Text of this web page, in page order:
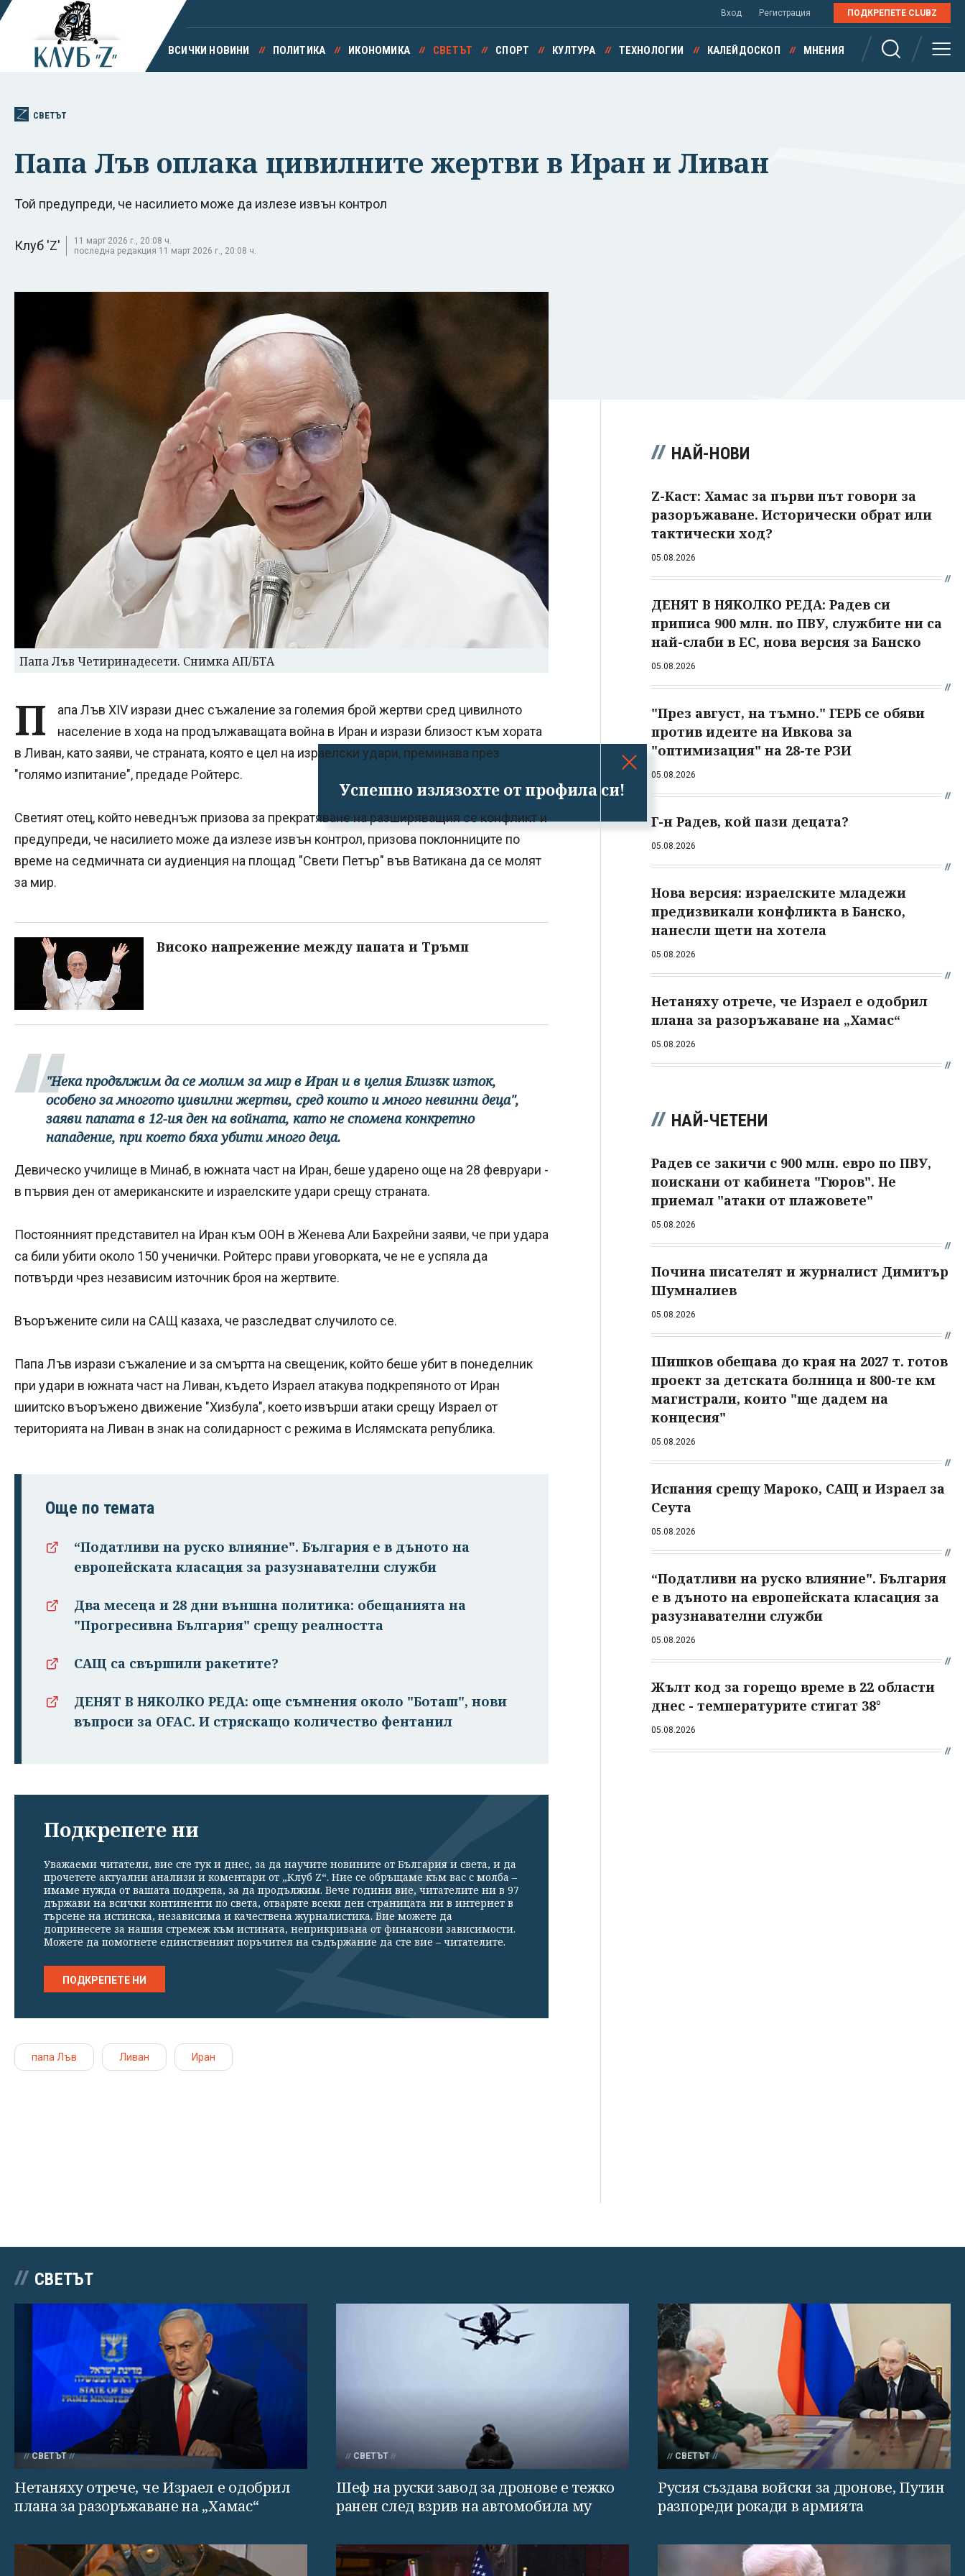
Успешно излязохте от профила си!
Вход Регистрация ПОДКРЕПЕТЕ CLUBZ
ВСИЧКИ НОВИНИ ПОЛИТИКА ИКОНОМИКА СВЕТЪТ СПОРТ КУЛТУРА ТЕХНОЛОГИИ КАЛЕЙДОСКОП МНЕНИЯ
СВЕТЪТ
Папа Лъв оплака цивилните жертви в Иран и Ливан
Той предупреди, че насилието може да излезе извън контрол
Клуб 'Z'
11 март 2026 г., 20:08 ч.
последна редакция 11 март 2026 г., 20:08 ч.
Папа Лъв Четиринадесети. Снимка АП/БТА
П
апа Лъв XIV изрази днес съжаление за големия брой жертви сред цивилното
население в хода на продължаващата война в Иран и изрази близост към хората
в Ливан, като заяви, че страната, която е цел на израелски удари, преминава през
"голямо изпитание", предаде Ройтерс.
Светият отец, който неведнъж призова за прекратяване на разширяващия се конфликт и
предупреди, че насилието може да излезе извън контрол, призова поклонниците по
време на седмичната си аудиенция на площад "Свети Петър" във Ватикана да се молят
за мир.
Високо напрежение между папата и Тръмп
"Нека продължим да се молим за мир в Иран и в целия Близък изток,
особено за многото цивилни жертви, сред които и много невинни деца",
заяви папата в 12-ия ден на войната, като не спомена конкретно
нападение, при което бяха убити много деца.
Девическо училище в Минаб, в южната част на Иран, беше ударено още на 28 февруари -
в първия ден от американските и израелските удари срещу страната.
Постоянният представител на Иран към ООН в Женева Али Бахрейни заяви, че при удара
са били убити около 150 ученички. Ройтерс прави уговорката, че не е успяла да
потвърди чрез независим източник броя на жертвите.
Въоръжените сили на САЩ казаха, че разследват случилото се.
Папа Лъв изрази съжаление и за смъртта на свещеник, който беше убит в понеделник
при удари в южната част на Ливан, където Израел атакува подкрепяното от Иран
шиитско въоръжено движение "Хизбула", което извърши атаки срещу Израел от
територията на Ливан в знак на солидарност с режима в Ислямската република.
Още по темата
“Податливи на руско влияние". България е в дъното на
европейската класация за разузнавателни служби
Два месеца и 28 дни външна политика: обещанията на
"Прогресивна България" срещу реалността
САЩ са свършили ракетите?
ДЕНЯТ В НЯКОЛКО РЕДА: още съмнения около "Боташ", нови
въпроси за OFAC. И стряскащо количество фентанил
Подкрепете ни
Уважаеми читатели, вие сте тук и днес, за да научите новините от България и света, и да
прочетете актуални анализи и коментари от „Клуб Z“. Ние се обръщаме към вас с молба –
имаме нужда от вашата подкрепа, за да продължим. Вече години вие, читателите ни в 97
държави на всички континенти по света, отваряте всеки ден страницата ни в интернет в
търсене на истинска, независима и качествена журналистика. Вие можете да
допринесете за нашия стремеж към истината, неприкривана от финансови зависимости.
Можете да помогнете единственият поръчител на съдържание да сте вие – читателите.
ПОДКРЕПЕТЕ НИ
папа Лъв Ливан Иран
НАЙ-НОВИ
Z-Каст: Хамас за първи път говори за
разоръжаване. Исторически обрат или
тактически ход?
05.08.2026
ДЕНЯТ В НЯКОЛКО РЕДА: Радев си
приписа 900 млн. по ПВУ, службите ни са
най-слаби в ЕС, нова версия за Банско
05.08.2026
"През август, на тъмно." ГЕРБ се обяви
против идеите на Ивкова за
"оптимизация" на 28-те РЗИ
05.08.2026
Г-н Радев, кой пази децата?
05.08.2026
Нова версия: израелските младежи
предизвикали конфликта в Банско,
нанесли щети на хотела
05.08.2026
Нетаняху отрече, че Израел е одобрил
плана за разоръжаване на „Хамас“
05.08.2026
НАЙ-ЧЕТЕНИ
Радев се закичи с 900 млн. евро по ПВУ,
поискани от кабинета "Гюров". Не
приемал "атаки от плажовете"
05.08.2026
Почина писателят и журналист Димитър
Шумналиев
05.08.2026
Шишков обещава до края на 2027 т. готов
проект за детската болница и 800-те км
магистрали, които "ще дадем на
концесия"
05.08.2026
Испания срещу Мароко, САЩ и Израел за
Сеута
05.08.2026
“Податливи на руско влияние". България
е в дъното на европейската класация за
разузнавателни служби
05.08.2026
Жълт код за горещо време в 22 области
днес - температурите стигат 38°
05.08.2026
СВЕТЪТ
СВЕТЪТ
Нетаняху отрече, че Израел е одобрил
плана за разоръжаване на „Хамас“
СВЕТЪТ
Шеф на руски завод за дронове е тежко
ранен след взрив на автомобила му
СВЕТЪТ
Русия създава войски за дронове, Путин
разпореди рокади в армията